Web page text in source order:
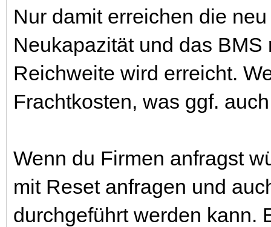
Nur damit erreichen die
Neukapazität und das
Reichweite wird erreicht.
Frachtkosten, was ggf.
Wenn du Firmen anfragst
mit Reset anfragen und
durchgeführt werden kann.